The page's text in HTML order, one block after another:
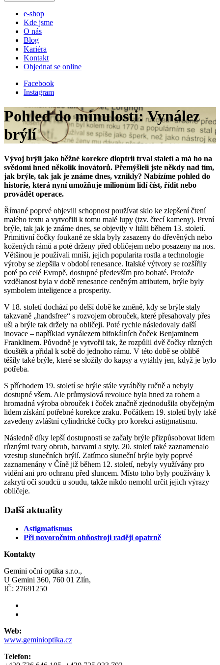
e-shop
Kde jsme
O nás
Blog
Kariéra
Kontakt
Objednat se online
Facebook
Instagram
Pohled do minulosti: Vynález
brýlí
Vývoj brýlí jako běžné korekce dioptrií trval staletí a má ho na
svědomí hned několik inovátorů. Přemýšleli jste někdy nad tím,
jak brýle, tak jak je známe dnes, vznikly? Nabízíme pohled do
historie, která nyní umožňuje milionům lidí číst, řídit nebo
provádět operace.
Římané poprvé objevili schopnost používat sklo ke zlepšení čtení
malého textu a vytvořili k tomu malé lupy (tzv. čtecí kameny). První
brýle, tak jak je známe dnes, se objevily v Itálii během 13. století.
Primitivní čočky foukané ze skla byly zasazeny do dřevěných nebo
kožených rámů a poté drženy před obličejem nebo posazeny na nos.
Většinou je používali mniši, jejich popularita rostla a technologie
výroby se zlepšila v období renesance. Italské výtvory se rozšířily
poté po celé Evropě, dostupné především pro bohaté. Protože
vzdělanost byla v době renesance ceněným atributem, brýle byly
symbolem inteligence a prosperity.
V 18. století dochází po delší době ke změně, kdy se brýle staly
takzvaně „handsfree“ s rozvojem obrouček, které přesahovaly přes
uši a brýle tak držely na obličeji. Poté rychle následovaly další
inovace – například vynálezem bifokálních čoček Benjaminem
Franklinem. Původně je vytvořil tak, že rozpůlil dvě čočky různých
tlouštěk a přidal k sobě do jednoho rámu. V této době se oblibě
těšily také brýle, které se složily do kapsy a vytáhly jen, když je bylo
potřeba.
S příchodem 19. století se brýle stále vyráběly ručně a nebyly
dostupné všem. Ale průmyslová revoluce byla hned za rohem a
hromadná výroba obrouček i čoček značně zjednodušila obyčejným
lidem získání potřebné korekce zraku. Počátkem 19. století byly také
zavedeny zvláštní cylindrické čočky pro korekci astigmatismu.
Následně díky lepší dostupnosti se začaly brýle přizpůsobovat lidem
různými tvary obrub, barvami a styly. 20. století také zaznamenalo
vzestup slunečních brýlí. Zatímco sluneční brýle byly poprvé
zaznamenány v Číně již během 12. století, nebyly využívány pro
vidění ani pro ochranu před sluncem. Místo toho byly používány k
zakrytí očí soudců u soudu, takže nikdo nemohl určit jejich výrazy
obličeje.
Další aktuality
Astigmatismus
Při novoročním ohňostroji raději opatrně
Kontakty
Gemini oční optika s.r.o.,
U Gemini 360, 760 01 Zlín,
IČ: 27691250
Web:
www.geminioptika.cz
Telefon: